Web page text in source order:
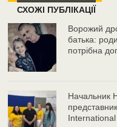
СХОЖІ ПУБЛІКАЦІЇ
Ворожий
батька:
потрібна
Начальник
International